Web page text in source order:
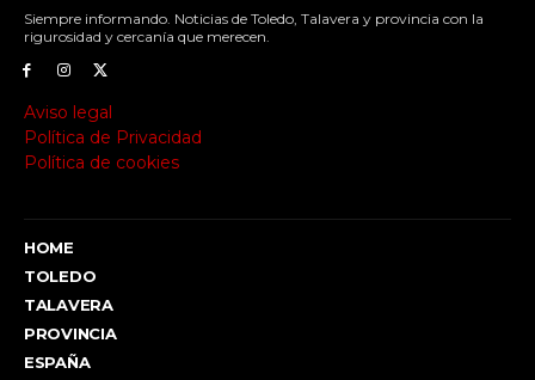
Siempre informando. Noticias de Toledo, Talavera y provincia con la
rigurosidad y cercanía que merecen.
Aviso legal
Política de Privacidad
Política de cookies
HOME
TOLEDO
TALAVERA
PROVINCIA
ESPAÑA